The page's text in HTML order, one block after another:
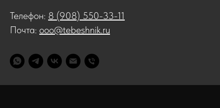
Телефон: 8 (908) 550-33-11
Почта: ooo@tebeshnik.ru